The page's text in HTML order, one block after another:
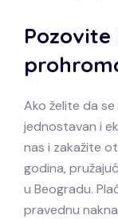
Ako želite da
jednostavan i
nas i zakažite
godina,
u Beogradu.
pravednu